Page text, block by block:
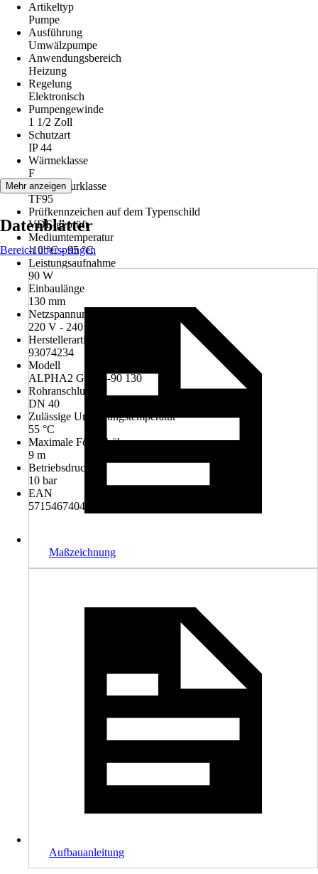
Artikeltyp
Pumpe
Ausführung
Umwälzpumpe
Anwendungsbereich
Heizung
Regelung
Elektronisch
Pumpengewinde
1 1/2 Zoll
Schutzart
IP 44
Wärmeklasse
F
Temperaturklasse
TF95
Prüfkennzeichen auf dem Typenschild
VDE-geprüft
Mediumtemperatur
-10 °C - 95 °C
Leistungsaufnahme
90 W
Einbaulänge
130 mm
Netzspannung
220 V - 240 V
Herstellerartikelnummer
93074234
Modell
ALPHA2 GO 25-90 130
Rohranschluss
DN 40
Zulässige Umgebungstemperatur
55 °C
Maximale Förderhöhe
9 m
Betriebsdruck
10 bar
EAN
5715467404616
Mehr anzeigen
Datenblätter
Bereich überspringen
Maßzeichnung
Aufbauanleitung